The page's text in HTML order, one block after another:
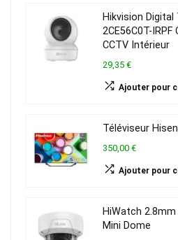
Hikvision Digital
2CE56C0T-
CCTV Intérieur
29,35 €
Ajouter pour
Téléviseur
350,00 €
Ajouter pour
HiWatch 2.8mm
Mini Dome